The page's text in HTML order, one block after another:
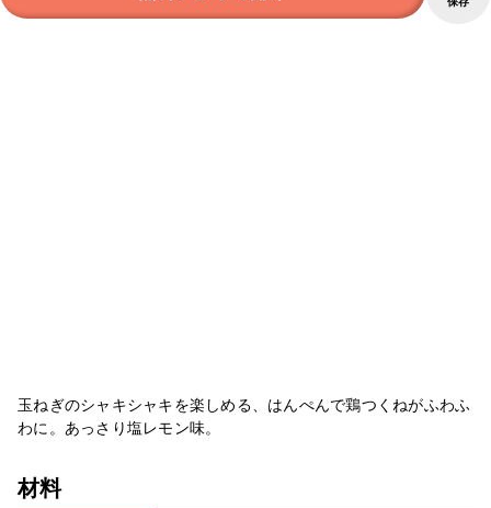
玉ねぎのシャキシャキを楽しめる、はんぺんで鶏つくねがふわふ
わに。あっさり塩レモン味。
材料